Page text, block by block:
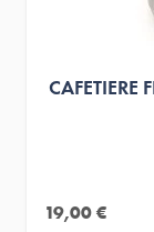
CAFETIERE
19,00 €